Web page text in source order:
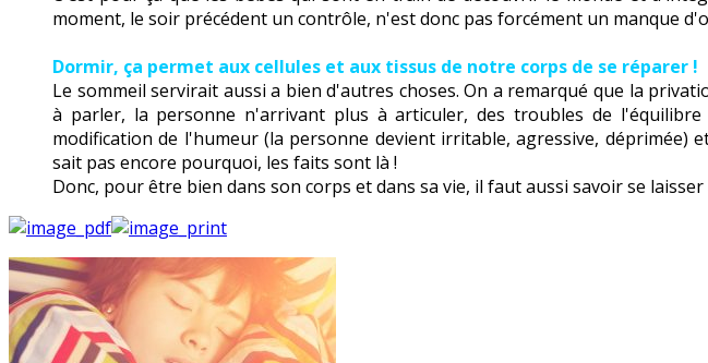
moment, le soir précédent un contrôle, n'est donc pas forcément un manque
Dormir, ça permet aux cellules et aux tissus de notre corps de se réparer !
Le sommeil servirait aussi a bien d'autres choses. On a remarqué que la
à parler, la personne n'arrivant plus à articuler, des troubles de
modification de l'humeur (la personne devient irritable, agressive,
sait pas encore pourquoi, les faits sont là !
Donc, pour être bien dans son corps et dans sa vie, il faut aussi savoir se